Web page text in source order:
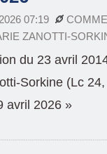
07:19
ZANOTTI-
du 23 avril
Sorkine (Lc
avril 2026 »